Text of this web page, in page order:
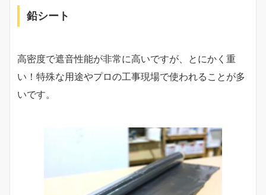
鉛シート
高密度で遮音性能が非常に高いですが、とにかく重
い！特殊な用途やプロの工事現場で使われることが多
いです。